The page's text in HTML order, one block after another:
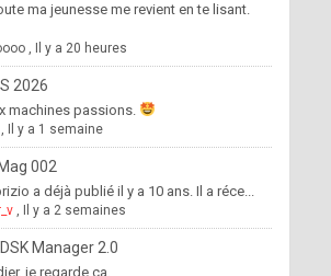
ma jeunesse me revient en te lisant.
, Il y a 20 heures
2026
machines passions.
, Il y a 1 semaine
002
a déjà publié il y a 10 ans. Il a réce...
, Il y a 2 semaines
DSK Manager 2.0
je regarde ça.